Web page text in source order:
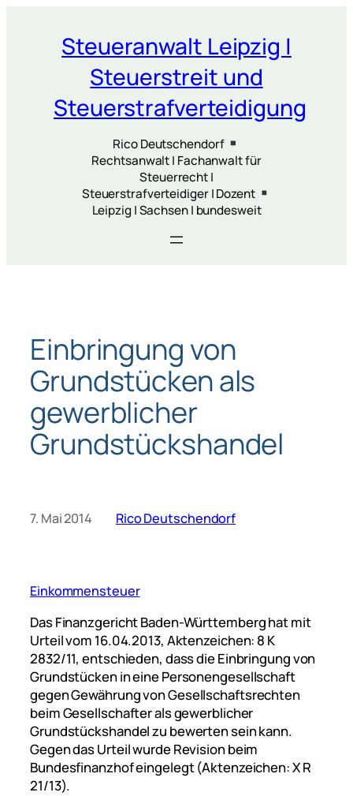
springenSteueranwalt Leipzig |
Steuerstreit und
Steuerstrafverteidigung
Rico Deutschendorf
Rechtsanwalt | Fachanwalt für
Steuerrecht |
Steuerstrafverteidiger | Dozent
Leipzig | Sachsen | bundesweit
Einbringung von
Grundstücken als
gewerblicher
Grundstückshandel
7. Mai 2014 Rico Deutschendorf
Einkommensteuer
Das Finanzgericht Baden-Württemberg hat mit
Urteil vom 16.04.2013, Aktenzeichen: 8 K
2832/11, entschieden, dass die Einbringung von
Grundstücken in eine Personengesellschaft
gegen Gewährung von Gesellschaftsrechten
beim Gesellschafter als gewerblicher
Grundstückshandel zu bewerten sein kann.
Gegen das Urteil wurde Revision beim
Bundesfinanzhof eingelegt (Aktenzeichen: X R
21/13).